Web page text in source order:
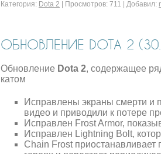
Категория: Dota 2 Просмотров: 711 Добавил:
ОБНОВЛЕНИЕ DOTA 2
Обновление Dota 2, содержащее
катом
Исправлены экраны смерти и
видео и приводили к потере
Исправлен Frost Armor,
Исправлен Lightning Bolt,
Chain Frost